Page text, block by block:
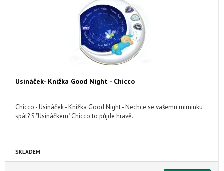
Usínáček- Knížka Good Night - Chicco
Chicco - Usínáček - Knížka Good Night - Nechce se vašemu miminku
spát? S "Usínáčkem" Chicco to půjde hravě.
SKLADEM